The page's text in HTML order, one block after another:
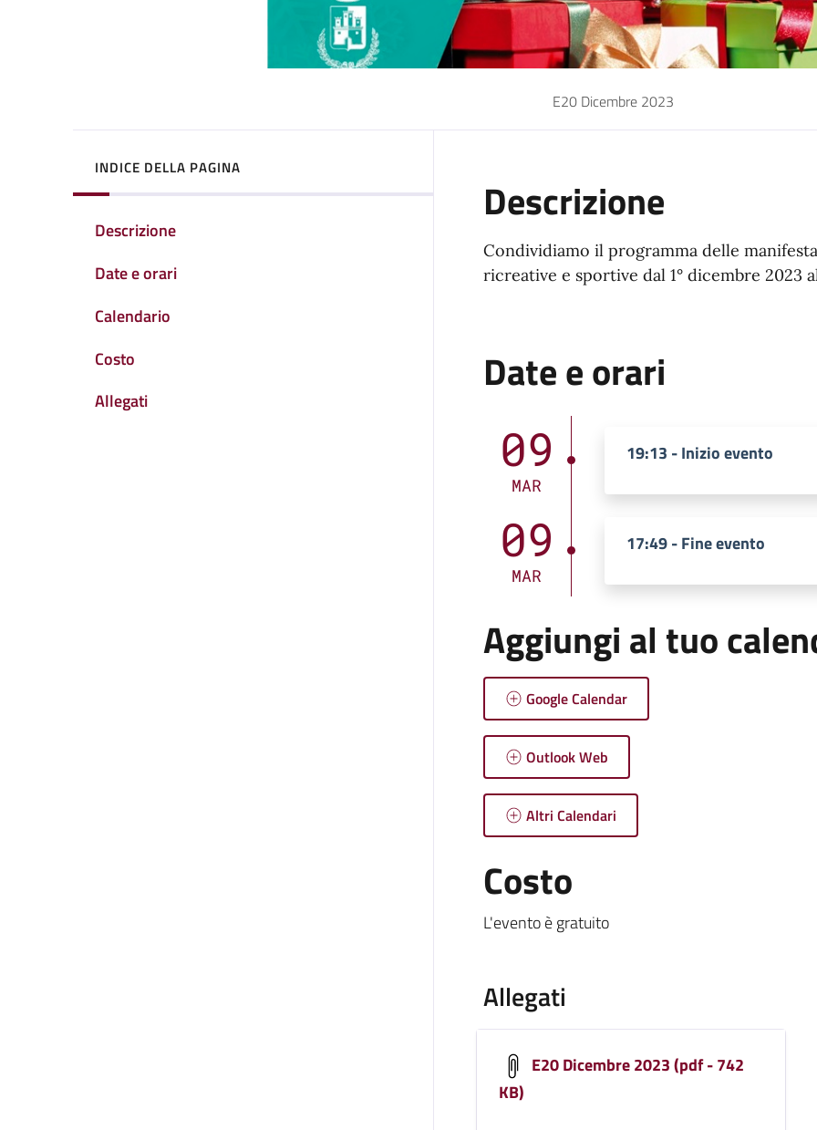
E20 Dicembre 2023
INDICE DELLA PAGINA
Descrizione
Date e orari
Calendario
Costo
Allegati
Descrizione
Condividiamo il programma delle
ricreative e sportive dal 1° dicembre 2023
Date e orari
09
MAR
19:13 - Inizio evento
09
MAR
17:49 - Fine evento
Aggiungi al tuo
Google Calendar
Outlook Web
Altri Calendari
Costo
L'evento è gratuito
Allegati
E20 Dicembre 2023 (pdf - 742
KB)